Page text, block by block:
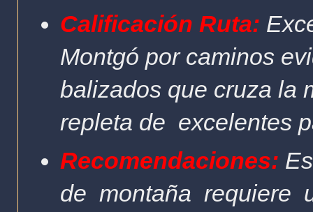
Calificación Ruta:
Montgó por caminos
balizados que cruza la
repleta de excelentes
Recomendaciones:
de montaña requiere